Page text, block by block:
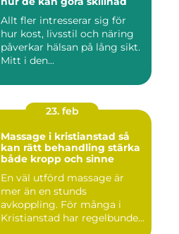
Allt fler intresserar sig för
hur kost, livsstil och näring
påverkar hälsan på lång sikt.
Mitt i den...
23. feb
Massage i kristianstad så
kan rätt behandling stärka
både kropp och sinne
En väl utförd massage är
mer än en stunds
avkoppling. För många i
Kristianstad har regelbunden